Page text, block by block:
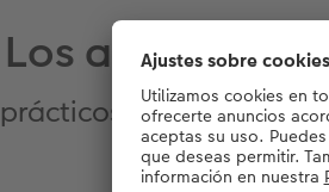
Los accesorios
para una